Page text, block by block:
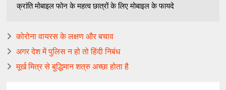
क्रांति मोबाइल फोन के महत्व छात्रों के लिए मोबाइल के फायदे
कोरोना वायरस के लक्षण और बचाव
अगर देश में पुलिस न हो तो हिंदी निबंध
मूर्ख मित्र से बुद्धिमान शत्रु अच्छा होता है